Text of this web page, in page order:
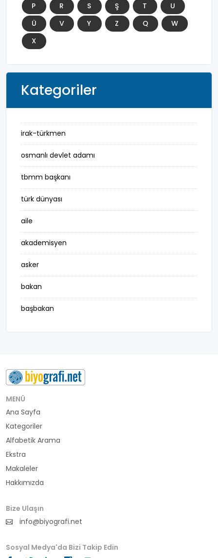
P
R S Ş T
U
Ü
V Y Z Q
W
X
Kategoriler
irak-türkmen
osmanlı devlet adamı
tbmm başkanı
türk dünyası
aile
akademisyen
asker
bakan
başbakan
belediye başkanı
buluş
bürokrat
büyükelçi
cumhurbaşkanı
din adamı
doktor
fotoğrafçı
futbol
MENÜ
Ana Sayfa
Kategoriler
Alfabetik Arama
Ekstra
Makaleler
Hakkımızda
Bize Ulaşın
info@biyografi.net
Sosyal Medya'da Bizi Takip Edin